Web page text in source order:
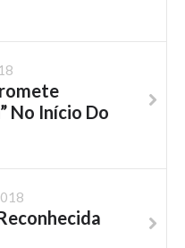
No Início Do